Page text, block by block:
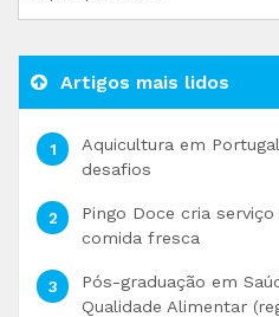
Artigos mais lidos
Aquicultura em
desafios
Pingo Doce cria
comida fresca
Pós-graduação em
Qualidade Alimentar